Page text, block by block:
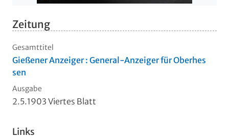
Zeitung
Gesamttitel
Gießener Anzeiger : General-Anzeiger für Oberhes
sen
Ausgabe
2.5.1903 Viertes Blatt
Links